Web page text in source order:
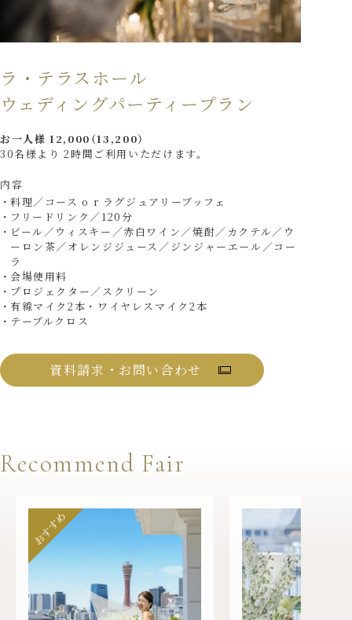
ラ・テラスホール
ウェディングパーティープラン
お一人様 12,000（13,200）
30名様より 2時間ご利用いただけます。
内容
料理／コース o r ラグジュアリーブッフェ
フリードリンク／120分
ビール／ウィスキー／赤白ワイン／焼酎／カクテル／ウ
ーロン茶／オレンジジュース／ジンジャーエール／コー
ラ
会場使用料
プロジェクター／スクリーン
有線マイク2本・ワイヤレスマイク2本
テーブルクロス
資料請求・お問い合わせ
Recommend Fair